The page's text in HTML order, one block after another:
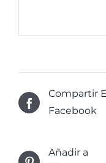
Compartir
Facebook
Añadir a